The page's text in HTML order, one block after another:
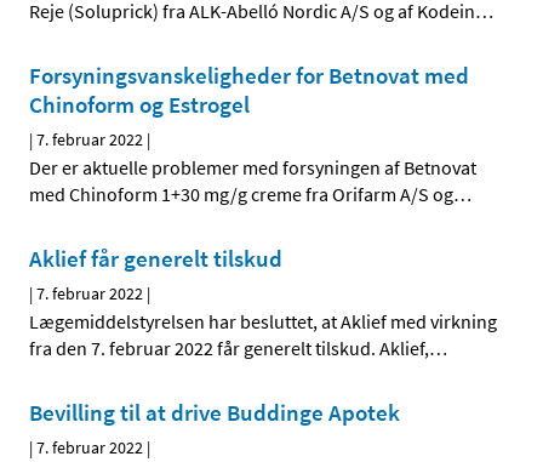
Reje (Soluprick) fra ALK-Abelló Nordic A/S og af Kodein…
Forsyningsvanskeligheder for Betnovat med
Chinoform og Estrogel
|7. februar 2022 |
Der er aktuelle problemer med forsyningen af Betnovat
med Chinoform 1+30 mg/g creme fra Orifarm A/S og…
Aklief får generelt tilskud
|7. februar 2022 |
Lægemiddelstyrelsen har besluttet, at Aklief med virkning
fra den 7. februar 2022 får generelt tilskud. Aklief,…
Bevilling til at drive Buddinge Apotek
|7. februar 2022 |